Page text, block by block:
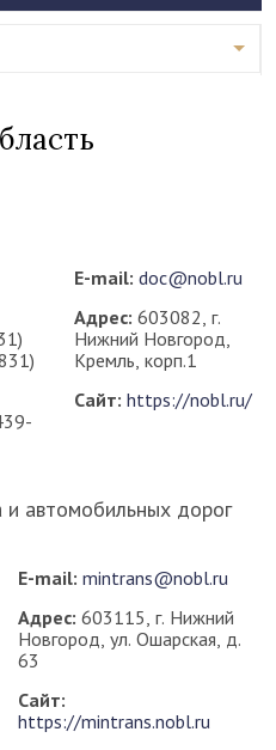
E-mail: doc@nobl.ru
Адрес: 603082, г.
Нижний Новгород,
Кремль, корп.1
Сайт: https://nobl.ru/
и автомобильных дорог
E-mail: mintrans@nobl.ru
Адрес: 603115, г. Нижний
Новгород, ул. Ошарская, д.
63
Сайт:
https://mintrans.nobl.ru